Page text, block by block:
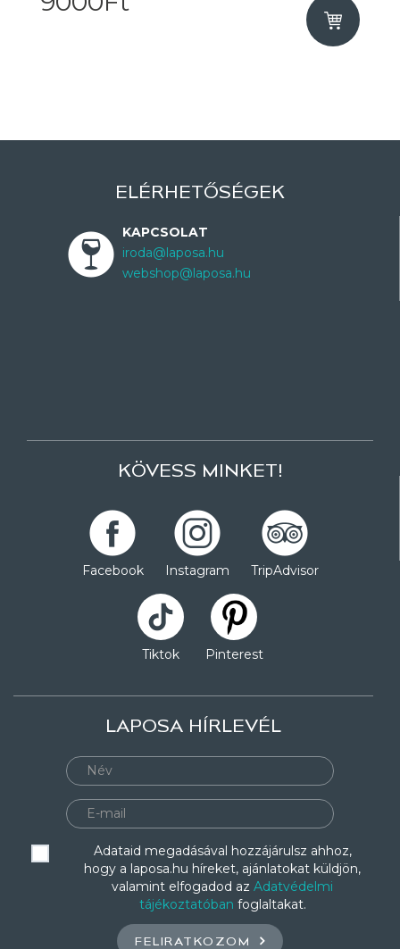
ELÉRHETŐSÉGEK
KAPCSOLAT
iroda@laposa.hu
webshop@laposa.hu
KÖVESS MINKET!
Facebook Instagram TripAdvisor
Tiktok Pinterest
LAPOSA HÍRLEVÉL
Adataid megadásával hozzájárulsz ahhoz,
hogy a laposa.hu híreket, ajánlatokat küldjön,
valamint elfogadod az Adatvédelmi
tájékoztatóban foglaltakat.
FELIRATKOZOM